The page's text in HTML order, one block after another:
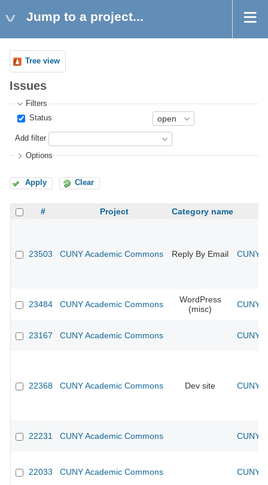
Jump to a project...
Tree view
Issues
Filters
Status
Add filter
Options
Apply Clear
# Project Category name
23503 CUNY Academic Commons Reply By Email CUNY
23484 CUNY Academic Commons
WordPress
(misc)
CUNY
23167 CUNY Academic Commons CUNY
22368 CUNY Academic Commons Dev site CUNY
22231 CUNY Academic Commons CUNY
22033 CUNY Academic Commons CUNY